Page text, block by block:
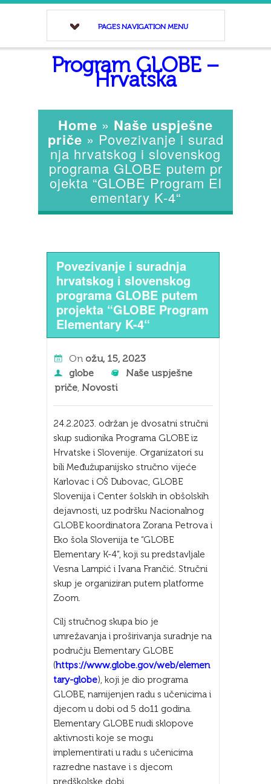
PAGES NAVIGATION MENU
Program GLOBE –
Hrvatska
Home » Naše uspješne
priče » Povezivanje i surad
nja hrvatskog i slovenskog
programa GLOBE putem pr
ojekta “GLOBE Program El
ementary K-4“
Povezivanje i suradnja
hrvatskog i slovenskog
programa GLOBE putem
projekta “GLOBE Program
Elementary K-4“
On ožu, 15, 2023
globe
Naše uspješne
priče, Novosti
24.2.2023. održan je dvosatni stručni
skup sudionika Programa GLOBE iz
Hrvatske i Slovenije. Organizatori su
bili Međužupanijsko stručno vijeće
Karlovac i OŠ Dubovac, GLOBE
Slovenija i Center šolskih in obšolskih
dejavnosti, uz podršku Nacionalnog
GLOBE koordinatora Zorana Petrova i
Eko šola Slovenija te “GLOBE
Elementary K-4”, koji su predstavljale
Vesna Lampić i Ivana Frančić. Stručni
skup je organiziran putem platforme
Zoom.
Cilj stručnog skupa bio je
umrežavanja i proširivanja suradnje na
području Elementary GLOBE
(https://www.globe.gov/web/elemen
tary-globe), koji je dio programa
GLOBE, namijenjen radu s učenicima i
djecom u dobi od 5 do11 godina.
Elementary GLOBE nudi sklopove
aktivnosti koje se mogu
implementirati u radu s učenicima
razredne nastave i s djecom
predškolske dobi.